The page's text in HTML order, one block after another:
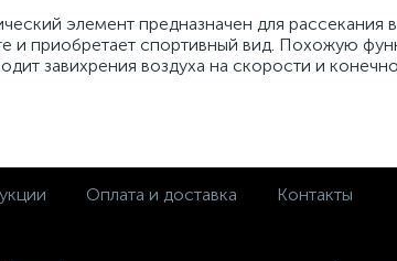
элемент предназначен для
и приобретает спортивный вид. Похожую
завихрения воздуха на скорости и
Оплата и доставка Контакты